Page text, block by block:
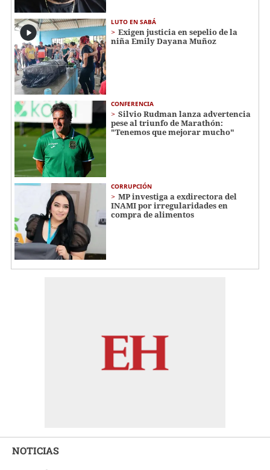
LUTO EN SABÁ
Exigen justicia en sepelio de la
niña Emily Dayana Muñoz
CONFERENCIA
Silvio Rudman lanza advertencia
pese al triunfo de Marathón:
"Tenemos que mejorar mucho"
CORRUPCIÓN
MP investiga a exdirectora del
INAMI por irregularidades en
compra de alimentos
NOTICIAS